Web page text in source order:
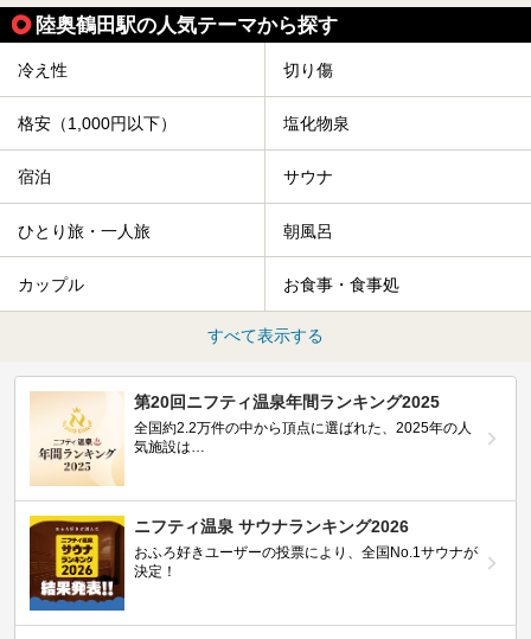
陸奥鶴田駅の人気テーマから探す
冷え性 切り傷
格安（1,000円以下） 塩化物泉
宿泊 サウナ
ひとり旅・一人旅 朝風呂
カップル お食事・食事処
すべて表示する
第20回ニフティ温泉年間ランキング2025
全国約2.2万件の中から頂点に選ばれた、2025年の人
気施設は…
ニフティ温泉 サウナランキング2026
おふろ好きユーザーの投票により、全国No.1サウナが
決定！